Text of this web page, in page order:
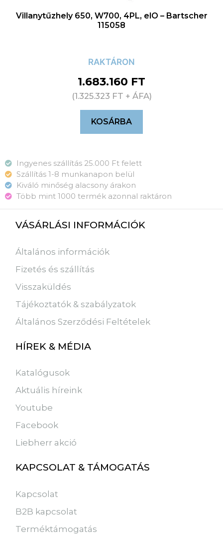
Villanytűzhely 650, W700, 4PL, elO – Bartscher
115058
RAKTÁRON
1.683.160 FT
(1.325.323 FT + ÁFA)
KOSÁRBA
Ingyenes szállítás 25.000 Ft felett
Szállítás 1-8 munkanapon belül
Kiváló minőség alacsony árakon
Több mint 1000 termék azonnal raktáron
VÁSÁRLÁSI INFORMÁCIÓK
Általános információk
Fizetés és szállítás
Visszaküldés
Tájékoztatók & szabályzatok
Általános Szerződési Feltételek
HÍREK & MÉDIA
Katalógusok
Aktuális híreink
Youtube
Facebook
Liebherr akció
KAPCSOLAT & TÁMOGATÁS
Kapcsolat
B2B kapcsolat
Terméktámogatás